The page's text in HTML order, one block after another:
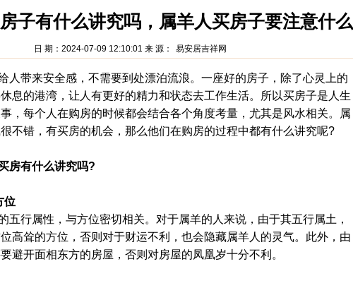
子有什么讲究吗，属羊人买房子要注意什么
日 期：2024-07-09 12:10:01 来 源： 易安居吉祥网
带来安全感，不需要到处漂泊流浪。一座好的房子，除了心灵上的
息的港湾，让人有更好的精力和状态去工作生活。所以买房子是人生
，每个人在购房的时候都会结合各个角度考量，尤其是风水相关。属
不错，有买房的机会，那么他们在购房的过程中都有什么讲究呢?
房有什么讲究吗?
行属性，与方位密切相关。对于属羊的人来说，由于其五行属土，
高耸的方位，否则对于财运不利，也会隐藏属羊人的灵气。此外，由
避开面相东方的房屋，否则对房屋的凤凰岁十分不利。